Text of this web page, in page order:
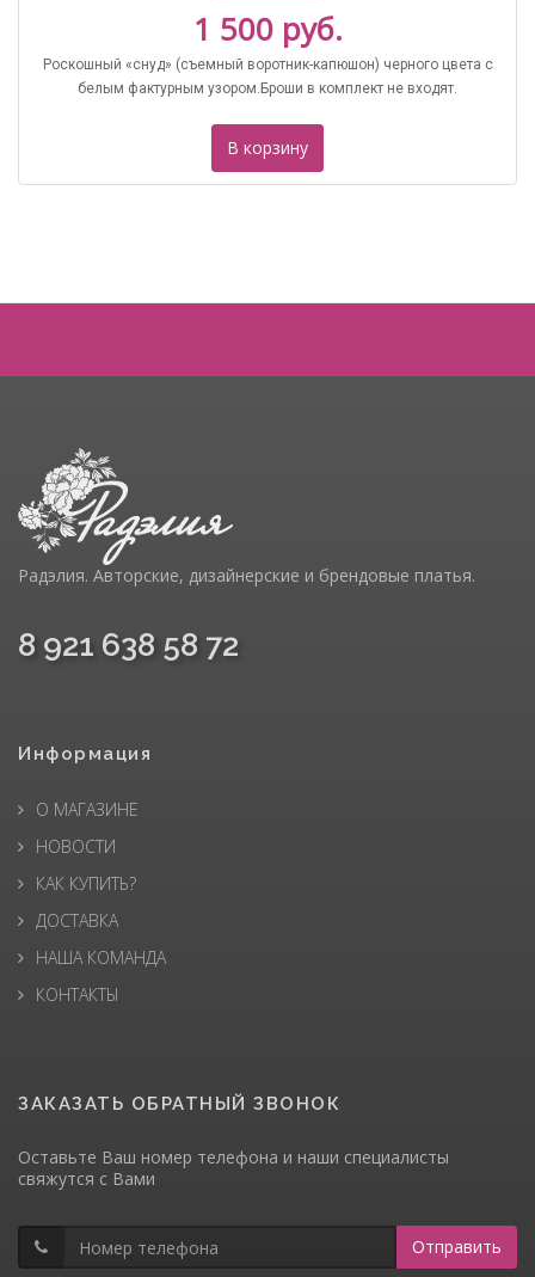
1 500 руб.
Роскошный «снуд» (съемный воротник-капюшон) черного цвета с
белым фактурным узором.Броши в комплект не входят.
В корзину
Радэлия. Авторские, дизайнерские и брендовые платья.
8 921 638 58 72
Информация
О МАГАЗИНЕ
НОВОСТИ
КАК КУПИТЬ?
ДОСТАВКА
НАША КОМАНДА
КОНТАКТЫ
ЗАКАЗАТЬ ОБРАТНЫЙ ЗВОНОК
Оставьте Ваш номер телефона и наши специалисты
свяжутся с Вами
Отправить